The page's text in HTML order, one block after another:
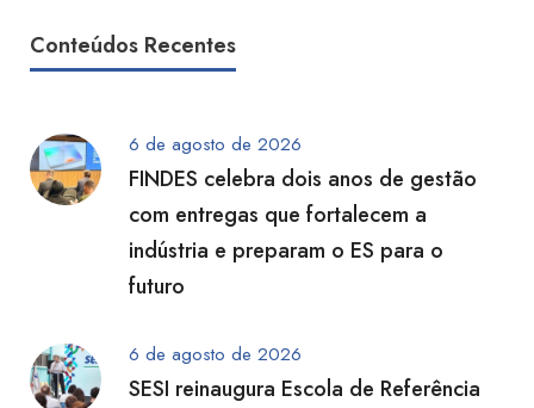
Conteúdos Recentes
6 de agosto de 2026
FINDES celebra dois anos de gestão
com entregas que fortalecem a
indústria e preparam o ES para o
futuro
6 de agosto de 2026
SESI reinaugura Escola de Referência